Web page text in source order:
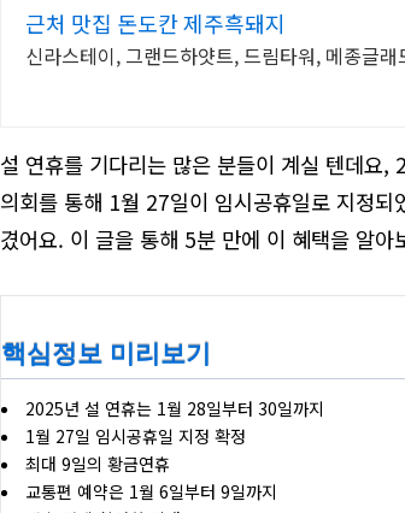
근처 맛집 돈도칸 제주흑돼지
신라스테이, 그랜드하얏트, 드림타워, 메종글
설 연휴를 기다리는 많은 분들이 계실 텐데요
의회를 통해 1월 27일이 임시공휴일로 지정
겼어요. 이 글을 통해 5분 만에 이 혜택을 알아
핵심정보 미리보기
2025년 설 연휴는 1월 28일부터 30일까지
1월 27일 임시공휴일 지정 확정
최대 9일의 황금연휴
교통편 예약은 1월 6일부터 9일까지